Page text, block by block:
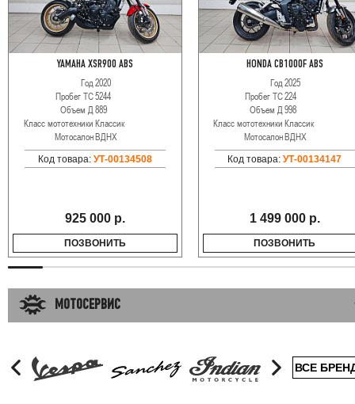
YAMAHA XSR900 ABS
Год2020
Пробег ТС5244
Объем Д889
Класс мототехникиКлассик
МотосалонВДНХ
Код товара: УТ-00134508
925 000 р.
ПОЗВОНИТЬ
HONDA CB1000F ABS
Год 2025
Пробег ТС224
Объем Д 998
Класс мототехники Классик
МотосалонВДНХ
Код товара:УТ-00134147
1 499 000 р.
ПОЗВОНИТЬ
МОТОСЕРВИС
ВСЕ